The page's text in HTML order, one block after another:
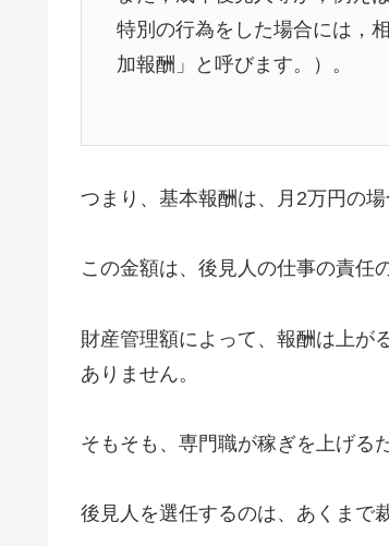
特別の行為をした場合には，
加報酬」と呼びます。）。
つまり、基本報酬は、月2万円の場
この金額は、後見人の仕事の責任
財産管理額によって、報酬は上が
ありません。
そもそも、専門職が稼ぎを上げる
後見人を選任するのは、あくまで